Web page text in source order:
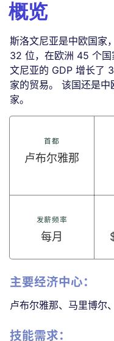
概览
斯洛文尼亚是中欧国家
32 位，在欧洲 45 个
文尼亚的 GDP 增长了
家的贸易。 该国还是
家。
首都
卢布尔雅那
发薪频率
每月
主要经济中心：
卢布尔雅那、马里博尔
技能需求：